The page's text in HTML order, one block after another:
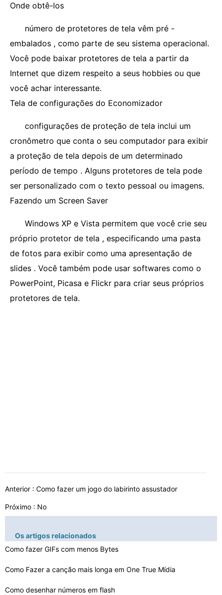
Onde obtê-los
número de protetores de tela vêm pré -
embalados , como parte de seu sistema operacional.
Você pode baixar protetores de tela a partir da
Internet que dizem respeito a seus hobbies ou que
você achar interessante.
Tela de configurações do Economizador
configurações de proteção de tela inclui um
cronômetro que conta o seu computador para exibir
a proteção de tela depois de um determinado
período de tempo . Alguns protetores de tela pode
ser personalizado com o texto pessoal ou imagens.
Fazendo um Screen Saver
Windows XP e Vista permitem que você crie seu
próprio protetor de tela , especificando uma pasta
de fotos para exibir como uma apresentação de
slides . Você também pode usar softwares como o
PowerPoint, Picasa e Flickr para criar seus próprios
protetores de tela.
Anterior : Como fazer um jogo do labirinto assustador
Próximo : No
Os artigos relacionados
Como fazer GIFs com menos Bytes
Como Fazer a canção mais longa em One True Mídia
Como desenhar números em flash